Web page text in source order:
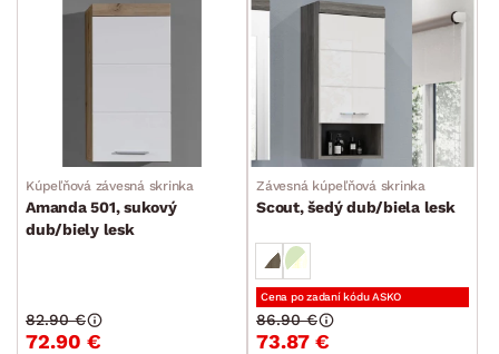
Kúpeľňová závesná skrinka
Amanda 501, sukový
dub/biely lesk
72.90 €
82.90 €
Závesná kúpeľňová skrinka
Scout, šedý dub/biela lesk
Cena po zadaní kódu ASKO
73.87 €
86.90 €